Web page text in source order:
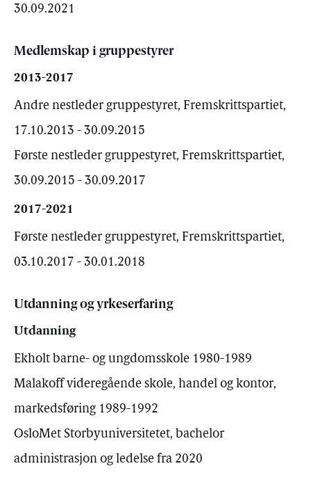
30.09.2021
Medlemskap i gruppestyrer
2013-2017
Andre nestleder gruppestyret, Fremskrittspartiet,
17.10.2013 - 30.09.2015
Første nestleder gruppestyret, Fremskrittspartiet,
30.09.2015 - 30.09.2017
2017-2021
Første nestleder gruppestyret, Fremskrittspartiet,
03.10.2017 - 30.01.2018
Utdanning og yrkeserfaring
Utdanning
Ekholt barne- og ungdomsskole 1980-1989
Malakoff videregående skole, handel og kontor,
markedsføring 1989-1992
OsloMet Storbyuniversitetet, bachelor
administrasjon og ledelse fra 2020